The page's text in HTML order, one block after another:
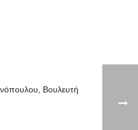
Βουλευτή